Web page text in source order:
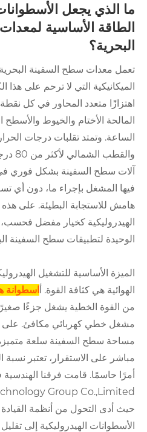
ما الذي يجعل
الطاقة الأساسية
البحرية؟
تعمل معدات سطح السفينة
الميكانيكية التي لا ترحم على
اهتزازًا متعدد المحاور في كل نقطة
المالحة الأختام والخيوط
الساعة. وتمتد تقلبات درجات
آلات سطح السفينة بشكل فوري في
فيها المشغل بإجراء ما، دون أي
هامش للاستجابة البطيئة. على هذه
الهيدروليكية كخيار مفضل فحسب،
الوحيدة لتطبيقات سطح السفينة
الميزة الأساسية للتشغيل
الهوائية هي كثافة القوة. أاسطوانة
من القوة الخطية يشغل جزءًا
مشغل خطي كهربائي مكافئ. على
مساحة سطح السفينة سلعة
مباشر على الاستقرار، تعتبر نسبة
حيث أدى التحول من أنظمة القيادة